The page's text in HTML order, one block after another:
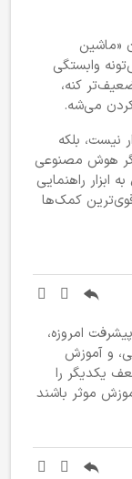
«ماشین
وابستگی
کنه،
می‌شه.
نیست، بلکه
اگر هوش مصنوعی
ابزار راهنمایی
کمک‌ها
امروزه،
و آموزش
یکدیگر را
موثر باشند